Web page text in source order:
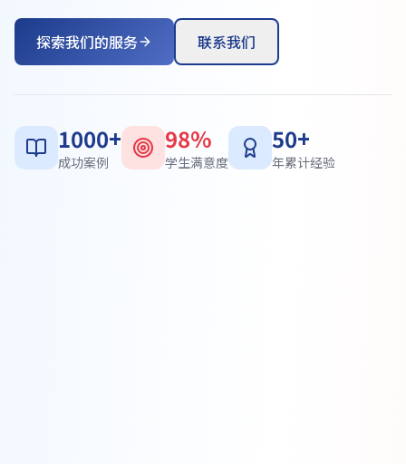
探索我们的服务 联系我们
1000+
成功案例
98%
学生满意度
50+
年累计经验